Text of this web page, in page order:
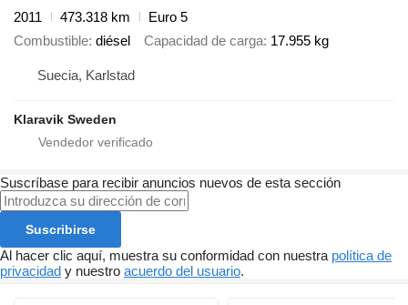
2011
473.318 km
Euro 5
Combustible diésel Capacidad de carga 17.955 kg
Suecia, Karlstad
Klaravik Sweden
Suscríbase para recibir anuncios nuevos de esta sección
Suscribirse
Al hacer clic aquí, muestra su conformidad con nuestra política de
privacidad y nuestro acuerdo del usuario.